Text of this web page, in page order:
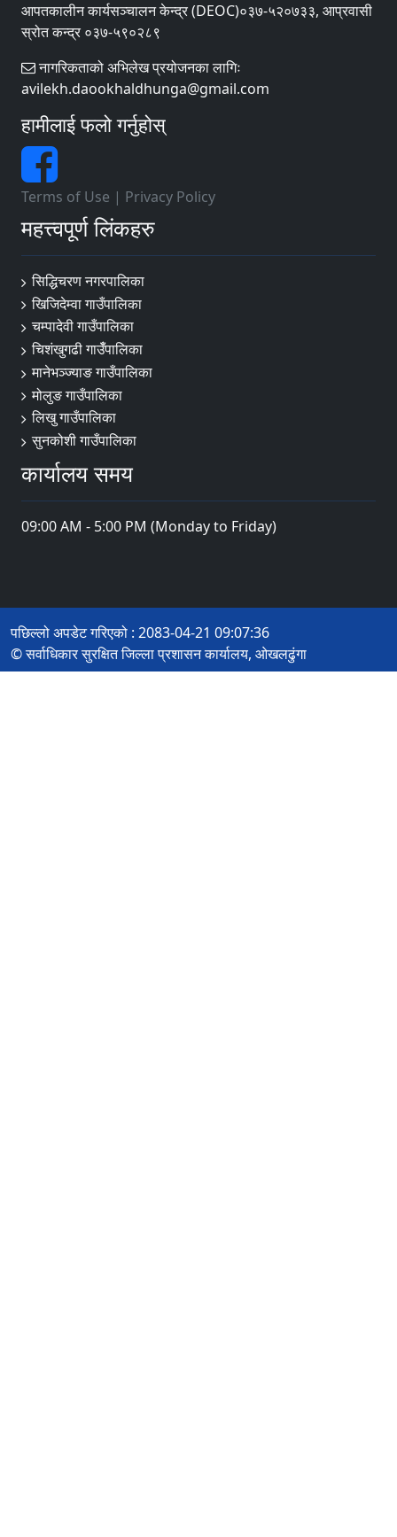
आपतकालीन कार्यसञ्‍चालन केन्द्र (DEOC)०३७-५२०७३३, आप्रवासी
स्रोत कन्द्र ०३७-५९०२८९
नागरिकताको अभिलेख प्रयोजनका लागिः
avilekh.daookhaldhunga@gmail.com
हामीलाई फलो गर्नुहोस्
Terms of Use | Privacy Policy
महत्त्वपूर्ण लिंकहरु
सिद्धिचरण नगरपालिका
खिजिदेम्वा गाउँपालिका
चम्पादेवी गाउँपालिका
चिशंखुगढी गाउँँपालिका
मानेभञ्‍ज्याङ गाउँपालिका
मोलुङ गाउँपालिका
लिखु गाउँपालिका
सुनकोशी गाउँपालिका
कार्यालय समय
09:00 AM - 5:00 PM (Monday to Friday)
पछिल्लो अपडेट गरिएको : 2083-04-21 09:07:36
© सर्वाधिकार सुरक्षित जिल्ला प्रशासन कार्यालय, ओखलढुंगा